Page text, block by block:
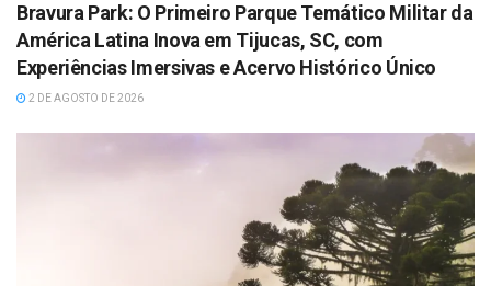
Bravura Park: O Primeiro Parque Temático Militar da
América Latina Inova em Tijucas, SC, com
Experiências Imersivas e Acervo Histórico Único
2 DE AGOSTO DE 2026